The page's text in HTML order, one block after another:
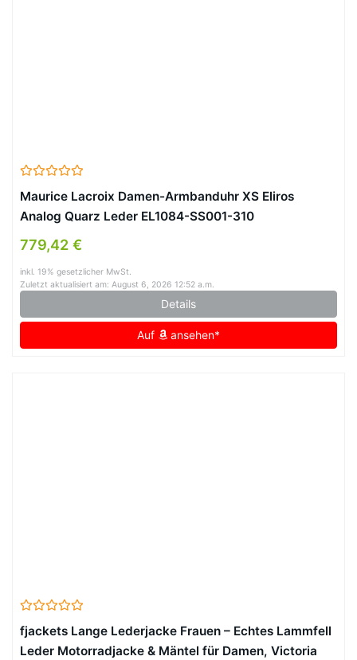
Maurice Lacroix Damen-Armbanduhr XS Eliros
Analog Quarz Leder EL1084-SS001-310
779,42 €
inkl. 19% gesetzlicher MwSt.
Zuletzt aktualisiert am: August 6, 2026 12:52 a.m.
Details
Auf ansehen*
fjackets Lange Lederjacke Frauen – Echtes Lammfell
Leder Motorradjacke & Mäntel für Damen, Victoria